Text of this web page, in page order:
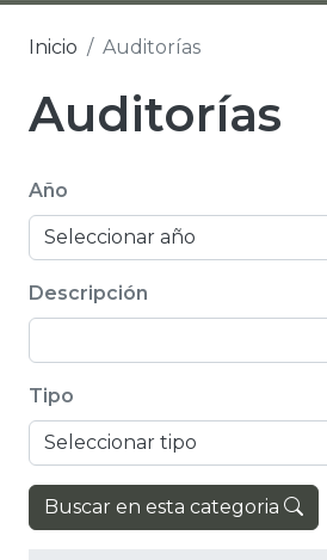
Inicio Auditorías
Auditorías
Año
Descripción
Tipo
Buscar en esta categoria